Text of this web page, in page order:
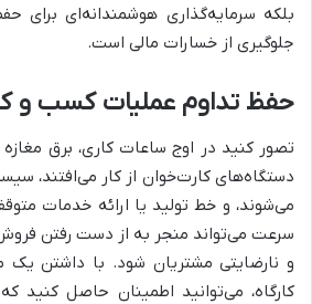
بلکه سرمایه‌گذاری هوشمندانه‌ای برای
جلوگیری از خسارات مالی است.
حفظ تداوم عملیات کسب و
تصور کنید در اوج ساعات کاری، برق
دستگاه‌های کارت‌خوان از کار می‌افتند،
می‌شوند، و خط تولید یا ارائه خدمات
سرعت می‌تواند منجر به از دست رفتن
و نارضایتی مشتریان شود. با داشتن یک
کارگاه، می‌توانید اطمینان حاصل کنید